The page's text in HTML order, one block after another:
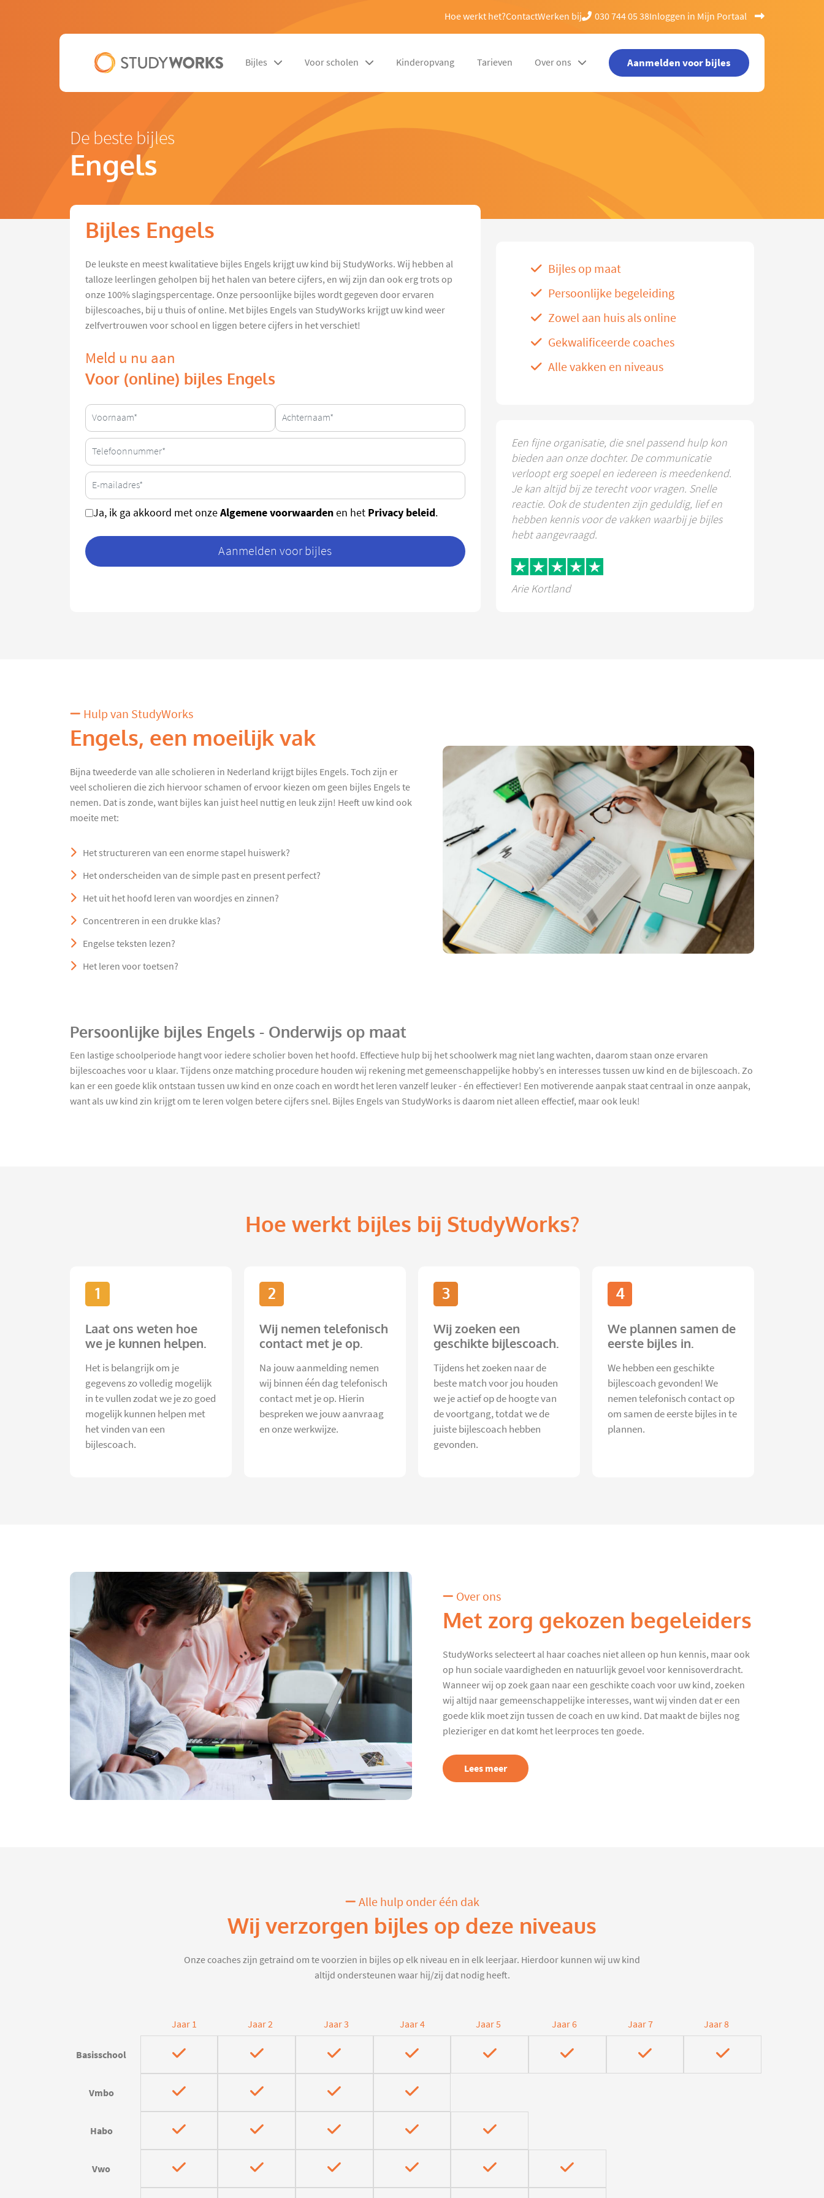
Hoe werkt het?ContactWerken bij 030 744 05 38Inloggen in Mijn Portaal
Bijles Voor scholen Kinderopvang Tarieven Over ons Aanmelden voor bijles
De beste bijles
Engels
Bijles Engels
De leukste en meest kwalitatieve bijles Engels krijgt uw kind bij StudyWorks. Wij hebben al
talloze leerlingen geholpen bij het halen van betere cijfers, en wij zijn dan ook erg trots op
onze 100% slagingspercentage. Onze persoonlijke bijles wordt gegeven door ervaren
bijlescoaches, bij u thuis of online. Met bijles Engels van StudyWorks krijgt uw kind weer
zelfvertrouwen voor school en liggen betere cijfers in het verschiet!
Meld u nu aan
Voor (online) bijles Engels
Ja, ik ga akkoord met onzeAlgemene voorwaardenen het Privacy beleid.
Aanmelden voor bijles
Bijles op maat
Persoonlijke begeleiding
Zowel aan huis als online
Gekwalificeerde coaches
Alle vakken en niveaus
Een fijne organisatie, die snel passend hulp kon
bieden aan onze dochter. De communicatie
verloopt erg soepel en iedereen is meedenkend.
Je kan altijd bij ze terecht voor vragen. Snelle
reactie. Ook de studenten zijn geduldig, lief en
hebben kennis voor de vakken waarbij je bijles
hebt aangevraagd.
Arie Kortland
Hulp van StudyWorks
Engels, een moeilijk vak
Bijna tweederde van alle scholieren in Nederland krijgt bijles Engels. Toch zijn er
veel scholieren die zich hiervoor schamen of ervoor kiezen om geen bijles Engels te
nemen. Dat is zonde, want bijles kan juist heel nuttig en leuk zijn! Heeft uw kind ook
moeite met:
Het structureren van een enorme stapel huiswerk?
Het onderscheiden van de simple past en present perfect?
Het uit het hoofd leren van woordjes en zinnen?
Concentreren in een drukke klas?
Engelse teksten lezen?
Het leren voor toetsen?
Persoonlijke bijles Engels - Onderwijs op maat
Een lastige schoolperiode hangt voor iedere scholier boven het hoofd. Effectieve hulp bij het schoolwerk mag niet lang wachten, daarom staan onze ervaren
bijlescoaches voor u klaar. Tijdens onze matching procedure houden wij rekening met gemeenschappelijke hobby’s en interesses tussen uw kind en de bijlescoach. Zo
kan er een goede klik ontstaan tussen uw kind en onze coach en wordt het leren vanzelf leuker - én effectiever! Een motiverende aanpak staat centraal in onze aanpak,
want als uw kind zin krijgt om te leren volgen betere cijfers snel. Bijles Engels van StudyWorks is daarom niet alleen effectief, maar ook leuk!
Hoe werkt bijles bij StudyWorks?
1
Laat ons weten hoe
we je kunnen helpen.
Het is belangrijk om je
gegevens zo volledig mogelijk
in te vullen zodat we je zo goed
mogelijk kunnen helpen met
het vinden van een
bijlescoach.
2
Wij nemen telefonisch
contact met je op.
Na jouw aanmelding nemen
wij binnen één dag telefonisch
contact met je op. Hierin
bespreken we jouw aanvraag
en onze werkwijze.
3
Wij zoeken een
geschikte bijlescoach.
Tijdens het zoeken naar de
beste match voor jou houden
we je actief op de hoogte van
de voortgang, totdat we de
juiste bijlescoach hebben
gevonden.
4
We plannen samen de
eerste bijles in.
We hebben een geschikte
bijlescoach gevonden! We
nemen telefonisch contact op
om samen de eerste bijles in te
plannen.
Over ons
Met zorg gekozen begeleiders
StudyWorks selecteert al haar coaches niet alleen op hun kennis, maar ook
op hun sociale vaardigheden en natuurlijk gevoel voor kennisoverdracht.
Wanneer wij op zoek gaan naar een geschikte coach voor uw kind, zoeken
wij altijd naar gemeenschappelijke interesses, want wij vinden dat er een
goede klik moet zijn tussen de coach en uw kind. Dat maakt de bijles nog
plezieriger en dat komt het leerproces ten goede.
Lees meer
Alle hulp onder één dak
Wij verzorgen bijles op deze niveaus
Onze coaches zijn getraind om te voorzien in bijles op elk niveau en in elk leerjaar. Hierdoor kunnen wij uw kind
altijd ondersteunen waar hij/zij dat nodig heeft.
Jaar 1 Jaar 2 Jaar 3 Jaar 4 Jaar 5 Jaar 6 Jaar 7 Jaar 8
Basisschool
Vmbo
Habo
Vwo